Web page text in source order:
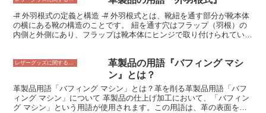
ンビなめしなど、さまざまな方法があります。なめし方によって、革
の柔らかさや肌触りが異なってきます。 また、革の種類も重要で
す。牛革、豚革、羊革など、革の種類によって、柔らかさや肌触りが
て硬い傾向があります。豚革や羊革は、牛革に比べて柔らかく、肌触
りも滑らかです。 さらに、革の厚みも重要です。革の厚みによっ
て、柔らかさや肌触りが異なります。薄い革は、柔らかく肌触りが良
いですが、耐久性が低い傾向があります。厚い革は、耐久性が高いで
すが、硬く肌触りが悪い傾向があります。 これらの要素を考慮し
て、自分の好みに合った革製品を選ぶことが大切です。
-# 外羽根式の定義と構造 -# 外羽根式とは、靴紐を通す部分が靴本体
の横にある靴の構造のことです。 紐を通す穴はフラップ（羽根）の
内側と外側にあり、フラップは靴本体にヒンジで取り付けられていま
りも普段使いに適しています。また、外羽根式は、内羽根式よりも靴
紐を締めやすいという特徴があります。
レザーグッズに関すること
革製品の用語『バフィング マシ
ン』とは？
革製品用語「バフィング マシン」とは？革を削る革製品用語「バフ
ィング マシン」について 革製品の仕上げ加工において、「バフィン
グ マシン」という用語が使用されます。この用語は、革の表面を研